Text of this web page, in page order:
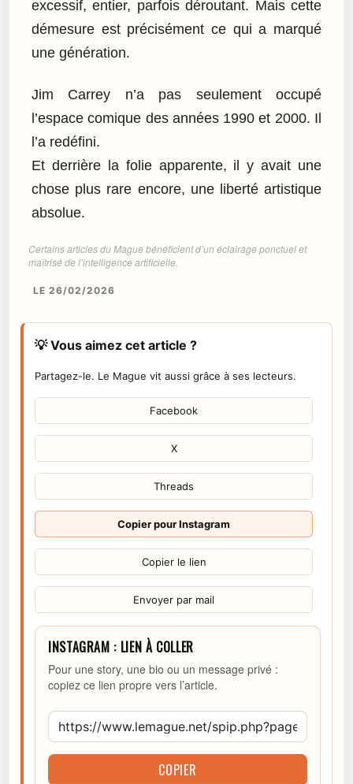
excessif, entier, parfois déroutant. Mais cette
démesure est précisément ce qui a marqué
une génération.
Jim Carrey n’a pas seulement occupé
l’espace comique des années 1990 et 2000. Il
l’a redéfini.
Et derrière la folie apparente, il y avait une
chose plus rare encore, une liberté artistique
absolue.
Certains articles du Mague bénéficient d’un éclairage ponctuel et
maîtrisé de l’intelligence artificielle.
LE 26/02/2026
💡 Vous aimez cet article ?
Partagez-le. Le Mague vit aussi grâce à ses lecteurs.
Facebook
X
Threads
Copier pour Instagram
Copier le lien
Envoyer par mail
INSTAGRAM : LIEN À COLLER
Pour une story, une bio ou un message privé :
copiez ce lien propre vers l’article.
COPIER